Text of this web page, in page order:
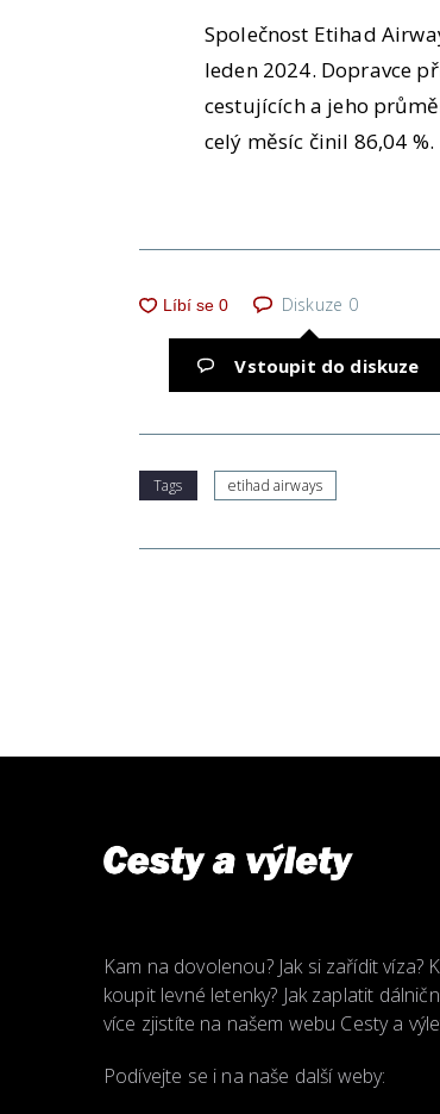
Společnost Etihad
leden 2024. Dopravce
cestujících a jeho
celý měsíc činil 86,04 %.
Diskuze 0
Vstoupit do diskuze
Tags etihad airways
Kam na dovolenou? Jak si zařídit víza?
koupit levné letenky? Jak zaplatit
více zjistíte na našem webu Cesty a
Podívejte se i na naše další weby: